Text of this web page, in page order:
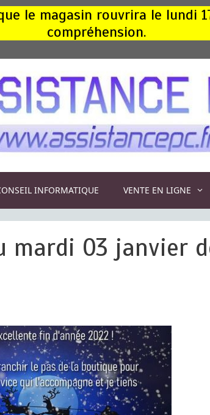
le magasin rouvrira le lundi
compréhension.
INFORMATIQUE VENTE EN LIGNE
mardi 03 janvier